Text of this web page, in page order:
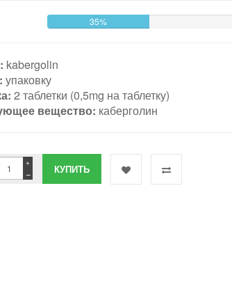
35%
kabergolin
упаковку
2 таблетки (0,5mg на таблетку)
вещество: каберголин
−
+